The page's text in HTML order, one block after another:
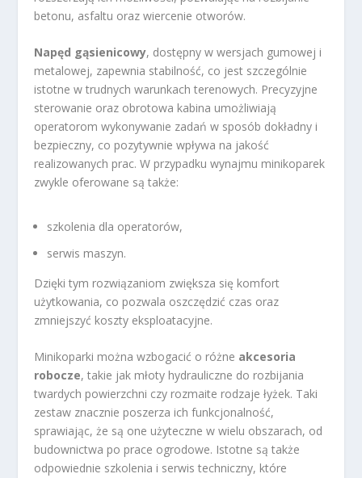
betonu, asfaltu oraz wiercenie otworów.
Napęd gąsienicowy, dostępny w wersjach gumowej i
metalowej, zapewnia stabilność, co jest szczególnie
istotne w trudnych warunkach terenowych. Precyzyjne
sterowanie oraz obrotowa kabina umożliwiają
operatorom wykonywanie zadań w sposób dokładny i
bezpieczny, co pozytywnie wpływa na jakość
realizowanych prac. W przypadku wynajmu minikoparek
zwykle oferowane są także:
szkolenia dla operatorów,
serwis maszyn.
Dzięki tym rozwiązaniom zwiększa się komfort
użytkowania, co pozwala oszczędzić czas oraz
zmniejszyć koszty eksploatacyjne.
Minikoparki można wzbogacić o różne akcesoria
robocze, takie jak młoty hydrauliczne do rozbijania
twardych powierzchni czy rozmaite rodzaje łyżek. Taki
zestaw znacznie poszerza ich funkcjonalność,
sprawiając, że są one użyteczne w wielu obszarach, od
budownictwa po prace ogrodowe. Istotne są także
odpowiednie szkolenia i serwis techniczny, które